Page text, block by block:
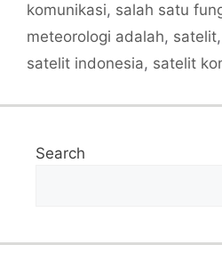
komunikasi, salah satu
meteorologi adalah, satelit,
satelit indonesia, satelit
Search